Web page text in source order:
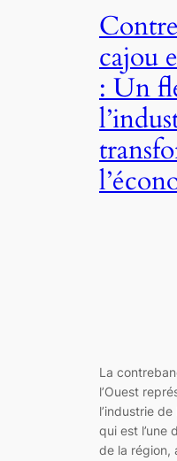
cajou
: Un
La
l’Ouest
l’industrie
qui est l’une
de la région,